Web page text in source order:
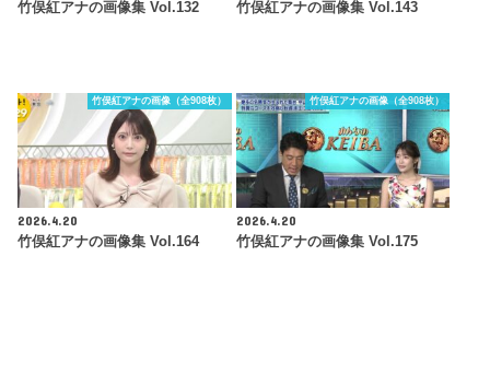
竹俣紅アナの画像集 Vol.132
竹俣紅アナの画像集 Vol.143
竹俣紅アナの画像（全908枚）
2026.4.20
竹俣紅アナの画像集 Vol.164
竹俣紅アナの画像（全908枚）
2026.4.20
竹俣紅アナの画像集 Vol.175